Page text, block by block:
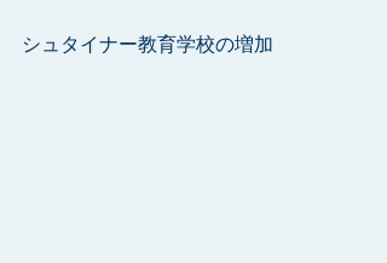
シュタイナー教育学校の増加